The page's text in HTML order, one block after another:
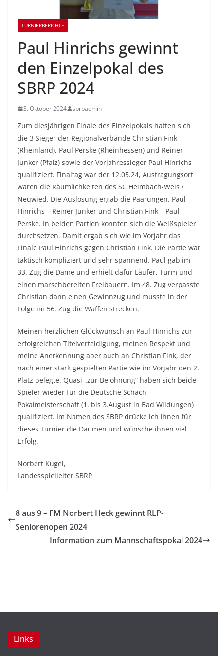
TURNIERBERICHTE
Paul Hinrichs gewinnt
den Einzelpokal des
SBRP 2024
3. Oktober 2024 sbrpadmin
Zum diesjährigen Finale des Einzelpokals hatten sich
die 3 Sieger der Regionalverbände Christian Fink
(Rheinland), Paul Perske (Rheinhessen) und Reiner
Junker (Pfalz) sowie der Vorjahressieger Paul Hinrichs
qualifiziert. Finaltag war der 12.05.24, Austragungsort
waren die Räumlichkeiten des SC Heimbach-Weis /
Neuwied. Die Auslosung ergab die Paarungen. Paul
Hinrichs – Reiner Junker und Christian Fink – Paul
Perske. In beiden Partien konnten sich die Weißspieler
durchsetzen. Damit ergab sich wie im Vorjahr das
Finale Paul Hinrichs gegen Christian Fink. Die Partie war
taktisch kompliziert und sehr spannend. Paul gab im
33. Zug die Dame und erhielt dafür Läufer, Turm und
einen marschbereiten Freibauern. Im 48. Zug verpasste
Christian dann einen Gewinnzug und musste in der
Folge im 56. Zug die Waffen strecken.
Meinen herzlichen Glückwunsch an Paul Hinrichs zur
erfolgreichen Titelverteidigung, meinen Respekt und
meine Anerkennung aber auch an Christian Fink, der
nach einer stark gespielten Partie wie im Vorjahr den 2.
Platz belegte. Quasi „zur Belohnung“ haben sich beide
Spieler wieder für die Deutsche Schach-
Pokalmeisterschaft (1. bis 3.August in Bad Wildungen)
qualifiziert. Im Namen des SBRP drücke ich ihnen für
dieses Turnier die Daumen und wünsche ihnen viel
Erfolg.
Norbert Kugel,
Landesspielleiter SBRP
8 aus 9 – FM Norbert Heck gewinnt RLP-
Seniorenopen 2024
Information zum Mannschaftspokal 2024
Links